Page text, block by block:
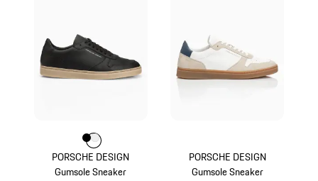
PORSCHE DESIGN
Gumsole Sneaker
Colore
ColoreColore
PORSCHE DESIGN
Gumsole Sneaker